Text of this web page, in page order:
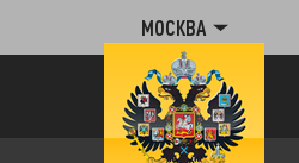
МОСКВА